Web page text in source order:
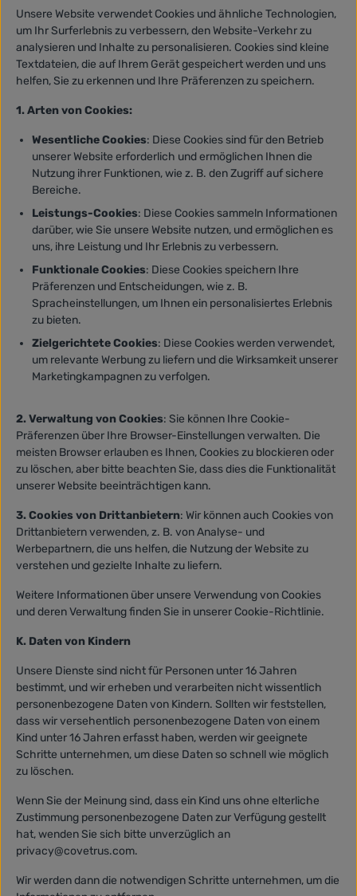
Unsere Website verwendet Cookies und ähnliche Technologien,
um Ihr Surferlebnis zu verbessern, den Website-Verkehr zu
analysieren und Inhalte zu personalisieren. Cookies sind kleine
Textdateien, die auf Ihrem Gerät gespeichert werden und uns
helfen, Sie zu erkennen und Ihre Präferenzen zu speichern.
1. Arten von Cookies:
Wesentliche Cookies: Diese Cookies sind für den Betrieb
unserer Website erforderlich und ermöglichen Ihnen die
Nutzung ihrer Funktionen, wie z. B. den Zugriff auf sichere
Bereiche.
Leistungs-Cookies: Diese Cookies sammeln Informationen
darüber, wie Sie unsere Website nutzen, und ermöglichen es
uns, ihre Leistung und Ihr Erlebnis zu verbessern.
Funktionale Cookies: Diese Cookies speichern Ihre
Präferenzen und Entscheidungen, wie z. B.
Spracheinstellungen, um Ihnen ein personalisiertes Erlebnis
zu bieten.
Zielgerichtete Cookies: Diese Cookies werden verwendet,
um relevante Werbung zu liefern und die Wirksamkeit unserer
Marketingkampagnen zu verfolgen.
2. Verwaltung von Cookies: Sie können Ihre Cookie-
Präferenzen über Ihre Browser-Einstellungen verwalten. Die
meisten Browser erlauben es Ihnen, Cookies zu blockieren oder
zu löschen, aber bitte beachten Sie, dass dies die Funktionalität
unserer Website beeinträchtigen kann.
3. Cookies von Drittanbietern: Wir können auch Cookies von
Drittanbietern verwenden, z. B. von Analyse- und
Werbepartnern, die uns helfen, die Nutzung der Website zu
verstehen und gezielte Inhalte zu liefern.
Weitere Informationen über unsere Verwendung von Cookies
und deren Verwaltung finden Sie in unserer Cookie-Richtlinie.
K. Daten von Kindern
Unsere Dienste sind nicht für Personen unter 16 Jahren
bestimmt, und wir erheben und verarbeiten nicht wissentlich
personenbezogene Daten von Kindern. Sollten wir feststellen,
dass wir versehentlich personenbezogene Daten von einem
Kind unter 16 Jahren erfasst haben, werden wir geeignete
Schritte unternehmen, um diese Daten so schnell wie möglich
zu löschen.
Wenn Sie der Meinung sind, dass ein Kind uns ohne elterliche
Zustimmung personenbezogene Daten zur Verfügung gestellt
hat, wenden Sie sich bitte unverzüglich an
privacy@covetrus.com.
Wir werden dann die notwendigen Schritte unternehmen, um die